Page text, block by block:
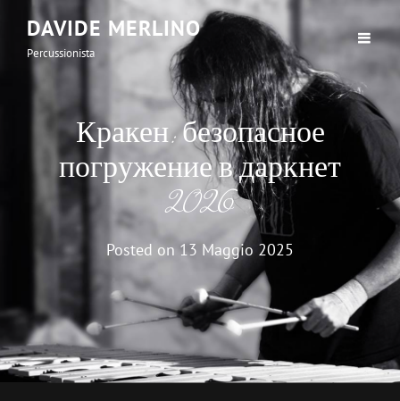
DAVIDE MERLINO
Percussionista
Кракен: безопасное
погружение в даркнет
2026
Posted on 13 Maggio 2025